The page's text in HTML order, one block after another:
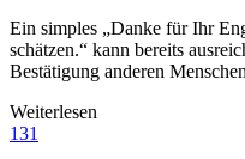
Ein simples „Danke für Ihr
schätzen.“ kann bereits
Bestätigung anderen
Weiterlesen
131